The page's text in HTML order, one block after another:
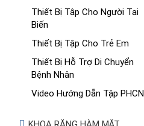
Thiết Bị Tập Cho Người Tai
Biến
Thiết Bị Tập Cho Trẻ Em
Thiết Bị Hỗ Trợ Di Chuyển
Bệnh Nhân
Video Hướng Dẫn Tập PHCN